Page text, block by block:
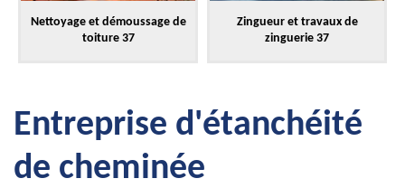
Nettoyage et démoussage de
toiture 37
Zingueur et travaux de
zinguerie 37
Entreprise d'étanchéité
de cheminée